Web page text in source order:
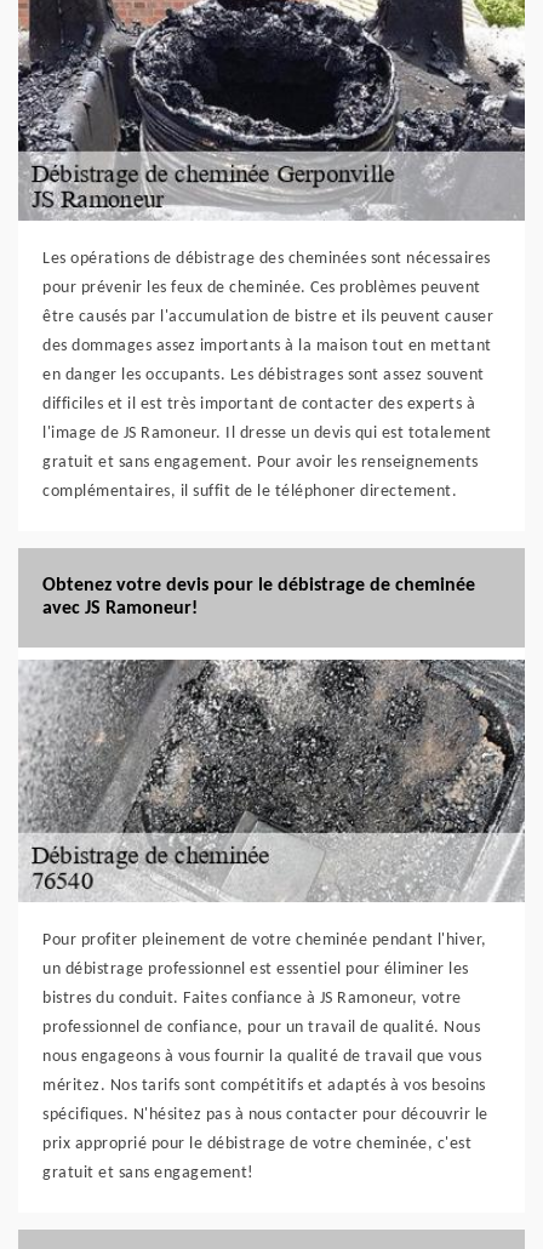
Les opérations de débistrage des cheminées sont nécessaires
pour prévenir les feux de cheminée. Ces problèmes peuvent
être causés par l'accumulation de bistre et ils peuvent causer
des dommages assez importants à la maison tout en mettant
en danger les occupants. Les débistrages sont assez souvent
difficiles et il est très important de contacter des experts à
l'image de JS Ramoneur. Il dresse un devis qui est totalement
gratuit et sans engagement. Pour avoir les renseignements
complémentaires, il suffit de le téléphoner directement.
Obtenez votre devis pour le débistrage de cheminée
avec JS Ramoneur!
Pour profiter pleinement de votre cheminée pendant l'hiver,
un débistrage professionnel est essentiel pour éliminer les
bistres du conduit. Faites confiance à JS Ramoneur, votre
professionnel de confiance, pour un travail de qualité. Nous
nous engageons à vous fournir la qualité de travail que vous
méritez. Nos tarifs sont compétitifs et adaptés à vos besoins
spécifiques. N'hésitez pas à nous contacter pour découvrir le
prix approprié pour le débistrage de votre cheminée, c'est
gratuit et sans engagement!